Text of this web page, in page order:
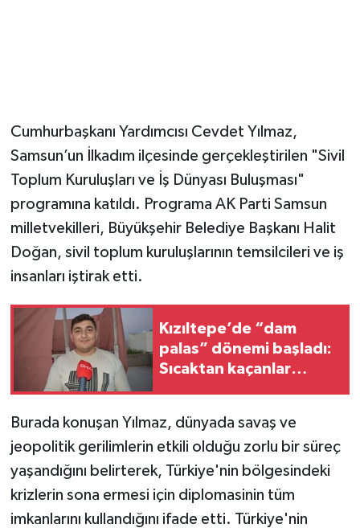
Cumhurbaşkanı Yardımcısı Cevdet Yılmaz,
Samsun’un İlkadım ilçesinde gerçekleştirilen "Sivil
Toplum Kuruluşları ve İş Dünyası Buluşması"
programına katıldı. Programa AK Parti Samsun
milletvekilleri, Büyükşehir Belediye Başkanı Halit
Doğan, sivil toplum kuruluşlarının temsilcileri ve iş
insanları iştirak etti.
Kızıltepe’de “dam
palas” dönemi başladı:
Sıcaktan kaçanlar
Burada konuşan Yılmaz, dünyada savaş ve
jeopolitik gerilimlerin etkili olduğu zorlu bir süreç
yaşandığını belirterek, Türkiye'nin bölgesindeki
krizlerin sona ermesi için diplomasinin tüm
imkanlarını kullandığını ifade etti. Türkiye'nin
Sonsöz Özel
Spor
Vasıta
Yaşam